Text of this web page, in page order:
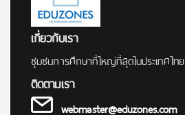
เกี่ยวกับเรา
ชุมชนการศึกษาที่ใหญ่ที่สุดในประเทศไทย
ติดตามเรา
webmaster@eduzones.com